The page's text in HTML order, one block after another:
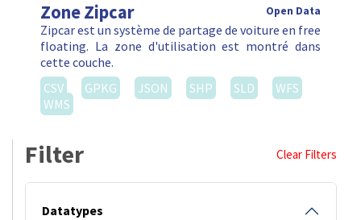
Zone Zipcar Open Data
Zipcar est un système de partage de voiture en free
floating. La zone d'utilisation est montré dans
cette couche.
CSV
GPKG JSON SHP SLD
WFS
WMS
Filter Clear Filters
Datatypes